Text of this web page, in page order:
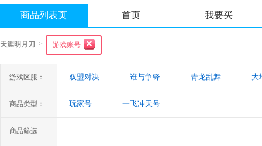
商品列表页 首页 我要买
天涯明月刀 > 游戏账号
游戏区服： 双盟对决 谁与争锋 青龙乱舞 大
商品类型： 玩家号 一飞冲天号
商品筛选